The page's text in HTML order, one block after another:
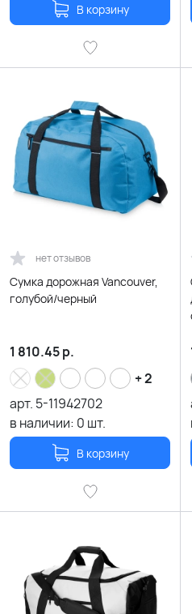
В корзину
нет отзывов
Сумка дорожная Vancouver,
голубой/черный
1 810.45р.
+ 2
арт. 5-11942702
в наличии: 0 шт.
В корзину